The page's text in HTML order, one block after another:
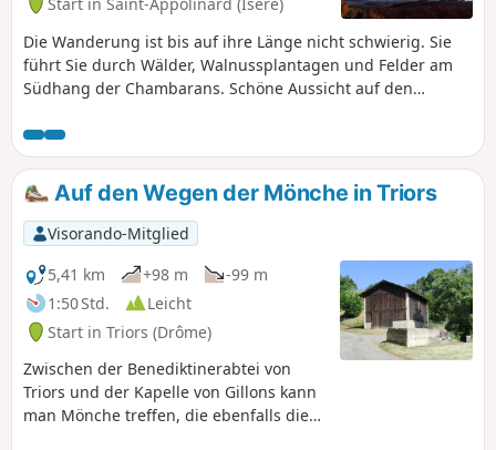
Die Wanderung ist bis auf ihre Länge nicht schwierig. Sie
führt Sie durch Wälder, Walnussplantagen und Felder am
Südhang der Chambarans. Schöne Aussicht auf den
Auf den Wegen der Mönche in Triors
Visorando-Mitglied
5,41 km
+98 m
-99 m
1:50 Std.
Leicht
Start in Triors (Drôme)
Zwischen der Benediktinerabtei von
Triors und der Kapelle von Gillons kann
man Mönche treffen, die ebenfalls die